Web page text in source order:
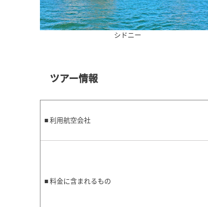
シドニー
ツアー情報
■ 利用航空会社
■ 料金に含まれるもの